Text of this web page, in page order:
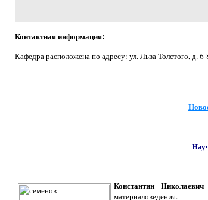
Контактная информация:
Кафедра расположена по адресу: ул. Льва Толстого, д.
Константин
материаловедения.